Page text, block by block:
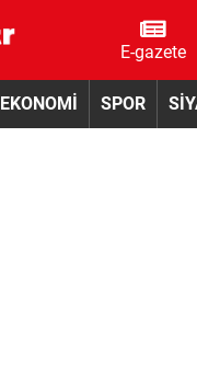
E-gazete
EKONOMİ SPOR